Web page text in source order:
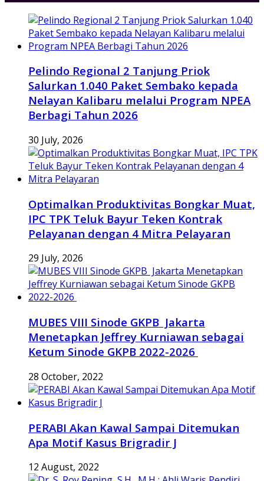
Pelindo Regional 2 Tanjung Priok
Salurkan 1.040 Paket Sembako kepada
Nelayan Kalibaru melalui Program NPEA
Berbagi Tahun 2026
30 July, 2026
Optimalkan Produktivitas Bongkar Muat,
IPC TPK Teluk Bayur Teken Kontrak
Pelayanan dengan 4 Mitra Pelayaran
29 July, 2026
MUBES VIII Sinode GKPB Jakarta
Menetapkan Jeffrey Kurniawan sebagai
Ketum Sinode GKPB 2022-2026
28 October, 2022
PERABI Akan Kawal Sampai Ditemukan
Apa Motif Kasus Brigradir J
12 August, 2022